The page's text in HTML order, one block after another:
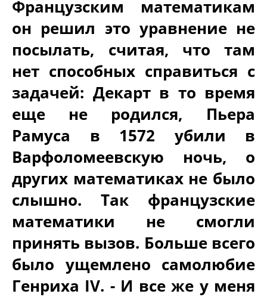
Французским математикам
он решил это уравнение не
посылать, считая, что там
нет способных справиться с
задачей: Декарт в то время
еще не родился, Пьера
Рамуса в 1572 убили в
Варфоломеевскую ночь, о
других математиках не было
слышно. Так французские
математики не смогли
принять вызов. Больше всего
было ущемлено самолюбие
Генриха IV. - И все же у меня